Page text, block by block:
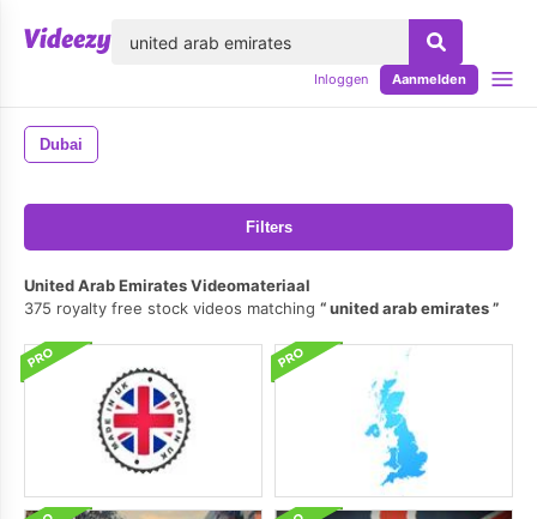
Inloggen Aanmelden
Dubai
Filters
United Arab Emirates Videomateriaal
375 royalty free stock videos matching
united arab emirates